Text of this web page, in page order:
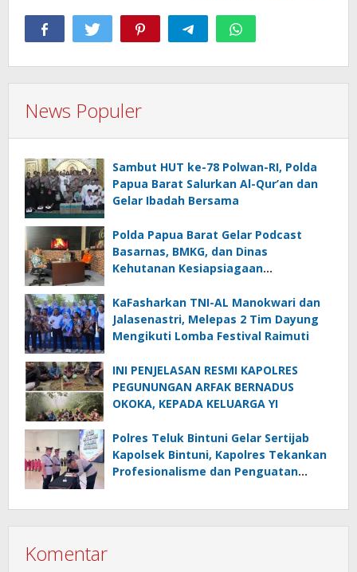
News Populer
Sambut HUT ke-78 Polwan-RI, Polda
Papua Barat Salurkan Al-Qur’an dan
Gelar Ibadah Bersama
Polda Papua Barat Gelar Podcast
Basarnas, BMKG, dan Dinas
Kehutanan Kesiapsiagaan
KaFasharkan TNI-AL Manokwari dan
Jalasenastri, Melepas 2 Tim Dayung
Mengikuti Lomba Festival Raimuti
INI PENJELASAN RESMI KAPOLRES
PEGUNUNGAN ARFAK BERNADUS
OKOKA, KEPADA KELUARGA YI
Polres Teluk Bintuni Gelar Sertijab
Kapolsek Bintuni, Kapolres Tekankan
Profesionalisme dan Penguatan
Komentar